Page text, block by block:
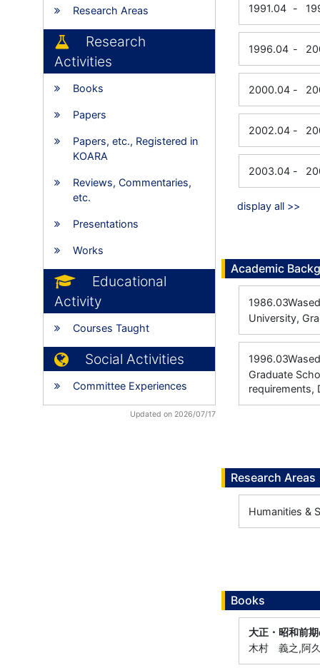
Research Areas
Research
Activities
Books
Papers
Papers, etc., Registered in
KOARA
Reviews, Commentaries,
etc.
Presentations
Works
Educational
Activity
Courses Taught
Social Activities
Committee Experiences
Updated on 2026/07/17
1991.04 -
1996.04 -
2000.04 -
2002.04 -
2003.04 -
display all >>
Academic
1986.03
University,
1996.03
Graduate
requirements,
Research Areas
Humanities &
Books
大正・昭和前
木村 義之,阿